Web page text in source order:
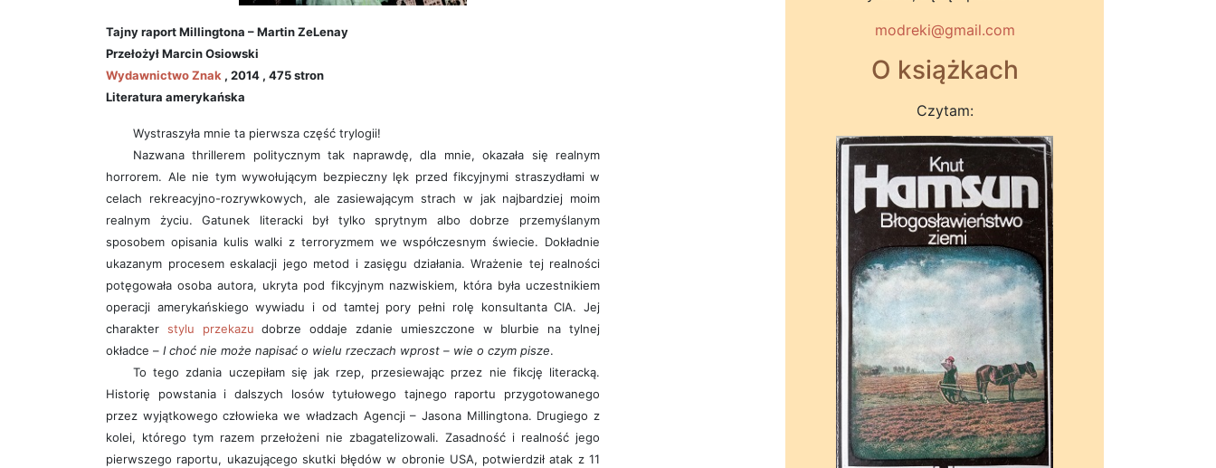
Tajny raport Millingtona – Martin ZeLenay
Przełożył Marcin Osiowski
Wydawnictwo Znak , 2014 , 475 stron
Literatura amerykańska
Wystraszyła mnie ta pierwsza część trylogii!
Nazwana thrillerem politycznym tak naprawdę, dla mnie, okazała się realnym
horrorem. Ale nie tym wywołującym bezpieczny lęk przed fikcyjnymi straszydłami w
celach rekreacyjno-rozrywkowych, ale zasiewającym strach w jak najbardziej moim
realnym życiu. Gatunek literacki był tylko sprytnym albo dobrze przemyślanym
sposobem opisania kulis walki z terroryzmem we współczesnym świecie. Dokładnie
ukazanym procesem eskalacji jego metod i zasięgu działania. Wrażenie tej realności
potęgowała osoba autora, ukryta pod fikcyjnym nazwiskiem, która była uczestnikiem
operacji amerykańskiego wywiadu i od tamtej pory pełni rolę konsultanta CIA. Jej
charakter stylu przekazu dobrze oddaje zdanie umieszczone w blurbie na tylnej
okładce – I choć nie może napisać o wielu rzeczach wprost – wie o czym pisze.
To tego zdania uczepiłam się jak rzep, przesiewając przez nie fikcję literacką.
Historię powstania i dalszych losów tytułowego tajnego raportu przygotowanego
przez wyjątkowego człowieka we władzach Agencji – Jasona Millingtona. Drugiego z
kolei, którego tym razem przełożeni nie zbagatelizowali. Zasadność i realność jego
pierwszego raportu, ukazującego skutki błędów w obronie USA, potwierdził atak z 11
modreki@gmail.com
O książkach
Czytam: